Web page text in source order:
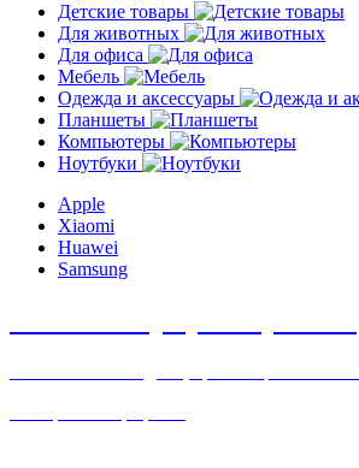
Детские товары
Для животных
Для офиса
Мебель
Одежда и аксессуары
Планшеты
Компьютеры
Ноутбуки
Apple
Xiaomi
Huawei
Samsung